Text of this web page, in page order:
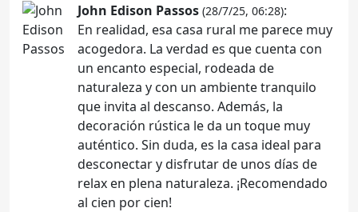
John Edison Passos (28/7/25, 06:28):
En realidad, esa casa rural me parece muy
acogedora. La verdad es que cuenta con
un encanto especial, rodeada de
naturaleza y con un ambiente tranquilo
que invita al descanso. Además, la
decoración rústica le da un toque muy
auténtico. Sin duda, es la casa ideal para
desconectar y disfrutar de unos días de
relax en plena naturaleza. ¡Recomendado
al cien por cien!